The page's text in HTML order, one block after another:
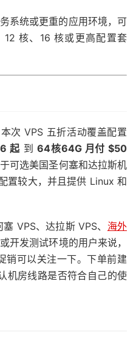
系统或更重的应用环境，可
核、16 核或更高配置套
次 VPS 五折活动覆盖配置
起到64核64G 月付 $50
可选美国圣何塞和达拉斯机
置较大，并且提供 Linux 和
VPS、达拉斯 VPS、 海外
开发测试环境的用户来说，
销可以关注一下。下单前建
机房线路是否符合自己的使